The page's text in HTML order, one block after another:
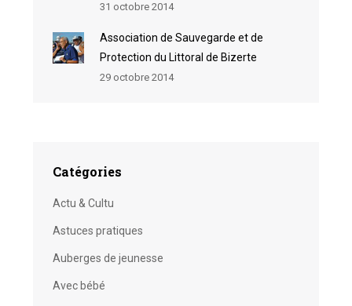
31 octobre 2014
Association de Sauvegarde et de
Protection du Littoral de Bizerte
29 octobre 2014
Catégories
Actu & Cultu
Astuces pratiques
Auberges de jeunesse
Avec bébé